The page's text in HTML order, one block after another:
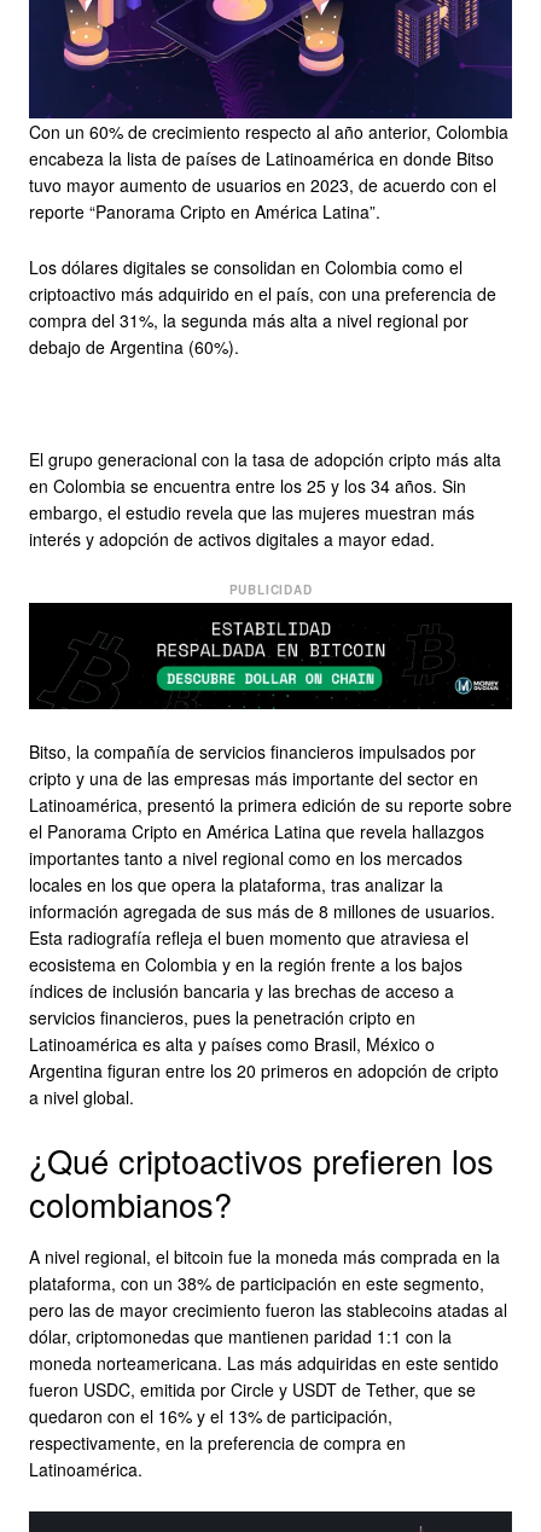
Con un 60% de crecimiento respecto al año anterior, Colombia
encabeza la lista de países de Latinoamérica en donde Bitso
tuvo mayor aumento de usuarios en 2023, de acuerdo con el
reporte “Panorama Cripto en América Latina”.
Los dólares digitales se consolidan en Colombia como el
criptoactivo más adquirido en el país, con una preferencia de
compra del 31%, la segunda más alta a nivel regional por
debajo de Argentina (60%).
El grupo generacional con la tasa de adopción cripto más alta
en Colombia se encuentra entre los 25 y los 34 años. Sin
embargo, el estudio revela que las mujeres muestran más
interés y adopción de activos digitales a mayor edad.
PUBLICIDAD
Bitso, la compañía de servicios financieros impulsados por
cripto y una de las empresas más importante del sector en
Latinoamérica, presentó la primera edición de su reporte sobre
el Panorama Cripto en América Latina que revela hallazgos
importantes tanto a nivel regional como en los mercados
locales en los que opera la plataforma, tras analizar la
información agregada de sus más de 8 millones de usuarios.
Esta radiografía refleja el buen momento que atraviesa el
ecosistema en Colombia y en la región frente a los bajos
índices de inclusión bancaria y las brechas de acceso a
servicios financieros, pues la penetración cripto en
Latinoamérica es alta y países como Brasil, México o
Argentina figuran entre los 20 primeros en adopción de cripto
a nivel global.
¿Qué criptoactivos prefieren los
colombianos?
A nivel regional, el bitcoin fue la moneda más comprada en la
plataforma, con un 38% de participación en este segmento,
pero las de mayor crecimiento fueron las stablecoins atadas al
dólar, criptomonedas que mantienen paridad 1:1 con la
moneda norteamericana. Las más adquiridas en este sentido
fueron USDC, emitida por Circle y USDT de Tether, que se
quedaron con el 16% y el 13% de participación,
respectivamente, en la preferencia de compra en
Latinoamérica.